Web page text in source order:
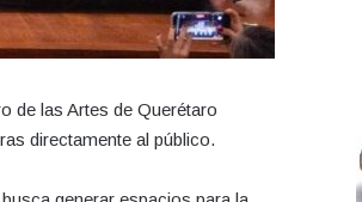
de las Artes de Querétaro
directamente al público.